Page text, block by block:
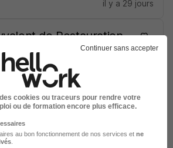
il y a 29 jours
de Restauration
1 955,44 - 2 022,16 € / mois
Continuer sans accepter
cookies ou traceurs pour rendre votre
ou de formation encore plus efficace.
au bon fonctionnement de nos services et ne